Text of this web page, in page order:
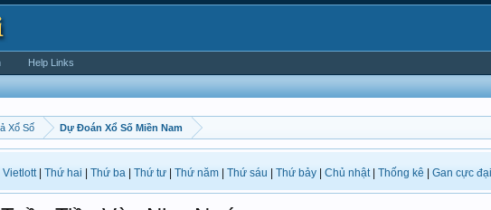
Xổ Số Dự Đoán Xổ Số Miền Nam
Vietlott| Thứ hai Thứ ba Thứ tư Thứ năm Thứ sáu Thứ bảy Chủ nhật| Thống kê Gan cực đại
Help Links